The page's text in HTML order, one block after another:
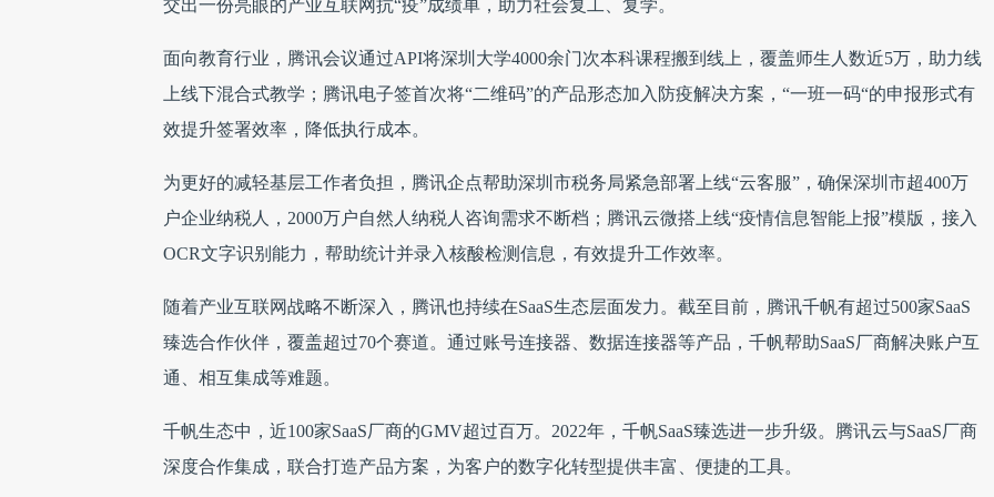
交出一份亮眼的产业互联网抗“疫”成绩单，助力社会复工、复学。
面向教育行业，腾讯会议通过API将深圳大学4000余门次本科课程搬到线上，覆盖师生人数近5万，助力线
上线下混合式教学；腾讯电子签首次将“二维码”的产品形态加入防疫解决方案，“一班一码“的申报形式有
效提升签署效率，降低执行成本。
为更好的减轻基层工作者负担，腾讯企点帮助深圳市税务局紧急部署上线“云客服”，确保深圳市超400万
户企业纳税人，2000万户自然人纳税人咨询需求不断档；腾讯云微搭上线“疫情信息智能上报”模版，接入
OCR文字识别能力，帮助统计并录入核酸检测信息，有效提升工作效率。
随着产业互联网战略不断深入，腾讯也持续在SaaS生态层面发力。截至目前，腾讯千帆有超过500家SaaS
臻选合作伙伴，覆盖超过70个赛道。通过账号连接器、数据连接器等产品，千帆帮助SaaS厂商解决账户互
通、相互集成等难题。
千帆生态中，近100家SaaS厂商的GMV超过百万。2022年，千帆SaaS臻选进一步升级。腾讯云与SaaS厂商
深度合作集成，联合打造产品方案，为客户的数字化转型提供丰富、便捷的工具。